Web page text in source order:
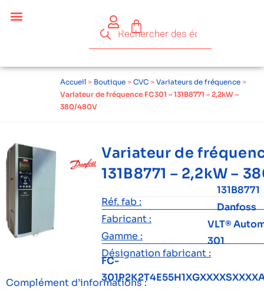
Accueil > Boutique > CVC > Variateurs de fréquence >
Variateur de fréquence FC301 – 131B8771 – 2,2kW –
380/480V
Variateur de
131B8771 – 2,2kW –
Réf. fab :
131B8771
Fabricant :
Danfoss
Gamme :
VLT®
301
Désignation fabricant :
FC-
Complément d’informations :